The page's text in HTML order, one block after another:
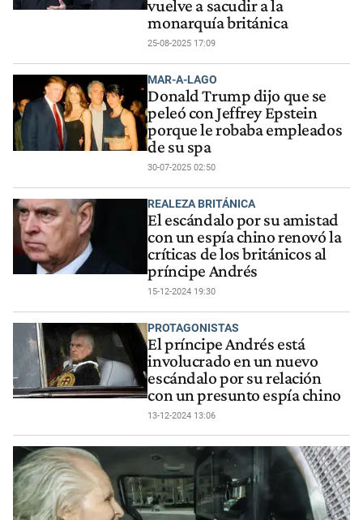
vuelve a sacudir a la
monarquía británica
25-08-2025 17:09
MAR-A-LAGO
Donald Trump dijo que se
peleó con Jeffrey Epstein
porque le robaba empleados
de su spa
30-07-2025 02:50
REALEZA BRITÁNICA
El escándalo por su amistad
con un espía chino renovó la
críticas de los británicos al
príncipe Andrés
15-12-2024 19:30
PROTAGONISTAS
El príncipe Andrés está
involucrado en un nuevo
escándalo por su relación
con un presunto espía chino
13-12-2024 13:06